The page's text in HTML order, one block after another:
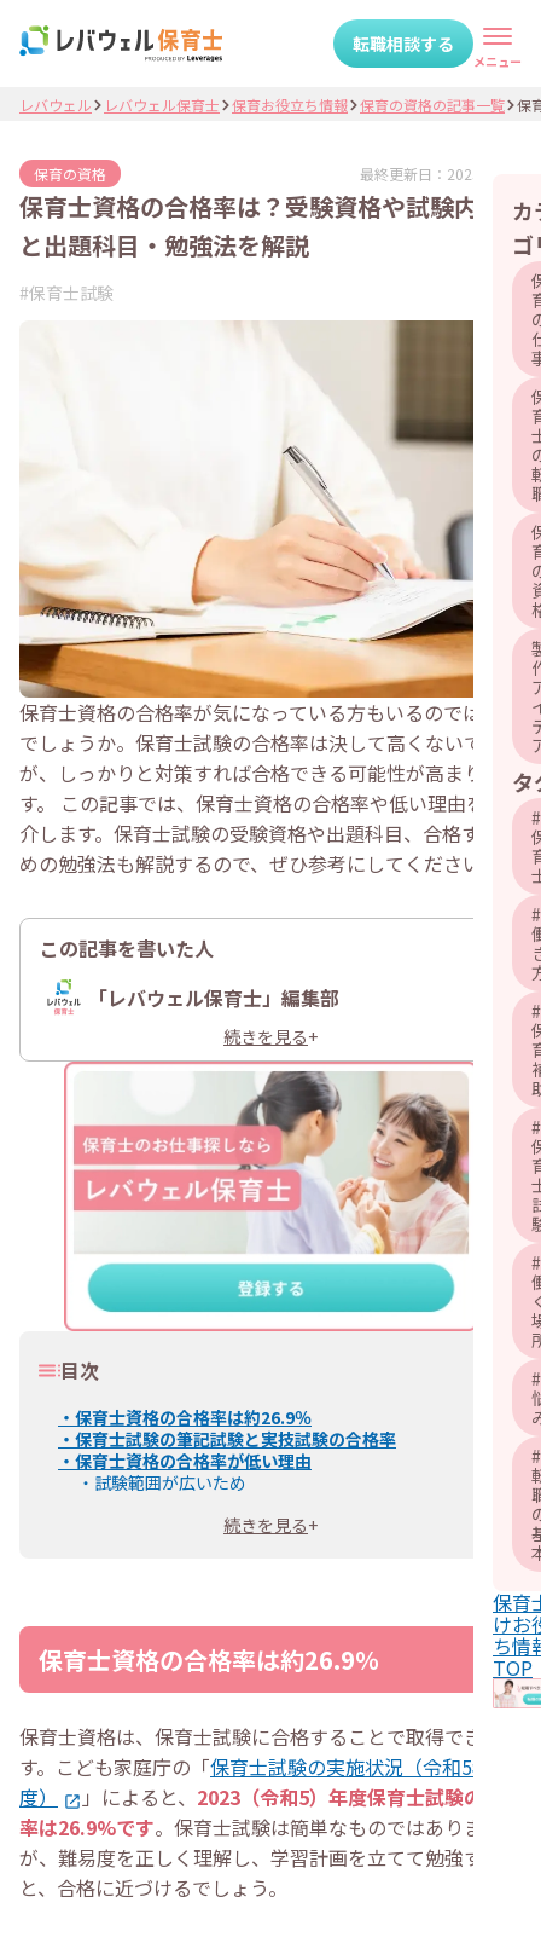
転職相談する
メニュー
カ
ゴ
タ
#
#
#
#
#
#
#
保育
けお
ち情
TOP
レバウェル レバウェル保育士 保育お役立ち情報 保育の資格の記事一覧 保
保育の資格 最終更新日： 2025.06.02
保育士資格の合格率は？受験資格や試験内容
と出題科目・勉強法を解説
#保育士試験
保育士資格の合格率が気になっている方もいるのではない
でしょうか。保育士試験の合格率は決して高くないです
が、しっかりと対策すれば合格できる可能性が高まりま
す。 この記事では、保育士資格の合格率や低い理由を紹
介します。保育士試験の受験資格や出題科目、合格するた
めの勉強法も解説するので、ぜひ参考にしてください。
この記事を書いた人
「レバウェル保育士」編集部
続きを見る+
目次
・ 保育士資格の合格率は約26.9％
・ 保育士試験の筆記試験と実技試験の合格率
・ 保育士資格の合格率が低い理由
・ 試験範囲が広いため
保育士資格を得るための受験資格
・専門学校
・通信講座
・保育士資格の合格率に関する質問
・ 保育士試験に一発合格できるのはすごい？
・保育士試験は前期と後期のどちらが難しい？
・ まとめ
続きを見る+
保育士資格の合格率は約26.9％
保育士資格は、保育士試験に合格することで取得できま
す。こども家庭庁の「保育士試験の実施状況（令和5年
度）
」によると、 2023（令和5）年度保育士試験の合格
率は26.9%です。保育士試験は簡単なものではありません
が、難易度を正しく理解し、学習計画を立てて勉強する
と、合格に近づけるでしょう。